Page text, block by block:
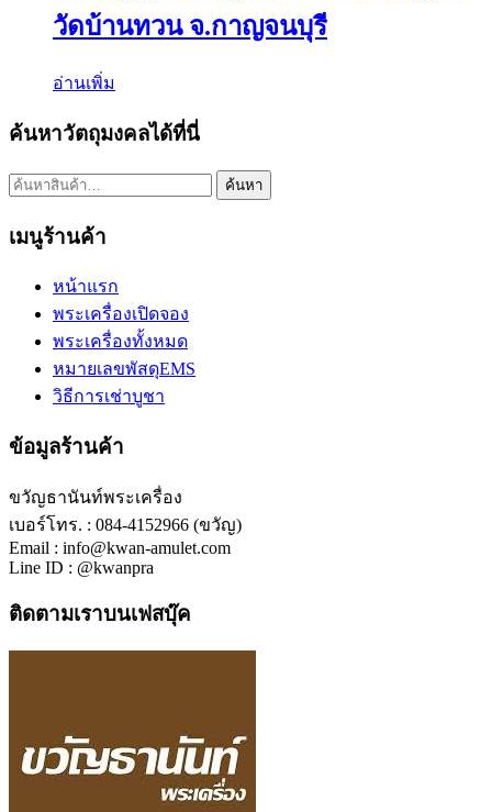
วัดบ้านทวน จ.กาญจนบุรี
อ่านเพิ่ม
ค้นหาวัตถุมงคลได้ที่นี่
ค้นหา: ค้นหา
เมนูร้านค้า
หน้าแรก
พระเครื่องเปิดจอง
พระเครื่องทั้งหมด
หมายเลขพัสดุEMS
วิธีการเช่าบูชา
ข้อมูลร้านค้า
ขวัญธานันท์พระเครื่อง
เบอร์โทร. : 084-4152966 (ขวัญ)
Email : info@kwan-amulet.com
Line ID : @kwanpra
ติดตามเราบนเฟสบุ๊ค